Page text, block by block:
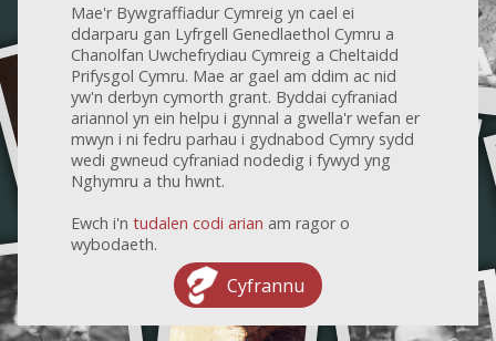
Mae'r Bywgraffiadur Cymreig yn cael ei
ddarparu gan Lyfrgell Genedlaethol Cymru a
Chanolfan Uwchefrydiau Cymreig a Cheltaidd
Prifysgol Cymru. Mae ar gael am ddim ac nid
yw'n derbyn cymorth grant. Byddai cyfraniad
ariannol yn ein helpu i gynnal a gwella'r wefan er
mwyn i ni fedru parhau i gydnabod Cymry sydd
wedi gwneud cyfraniad nodedig i fywyd yng
Nghymru a thu hwnt.
Ewch i'n tudalen codi arian am ragor o
wybodaeth.
Cyfrannu